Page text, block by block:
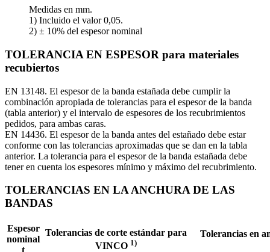
Medidas en mm.
1) Incluido el valor 0,05.
2) ± 10% del espesor nominal
TOLERANCIA EN ESPESOR para materiales
recubiertos
EN 13148. El espesor de la banda estañada debe cumplir la
combinación apropiada de tolerancias para el espesor de la banda
(tabla anterior) y el intervalo de espesores de los recubrimientos
pedidos, para ambas caras.
EN 14436. El espesor de la banda antes del estañado debe estar
conforme con las tolerancias aproximadas que se dan en la tabla
anterior. La tolerancia para el espesor de la banda estañada debe
tener en cuenta los espesores mínimo y máximo del recubrimiento.
TOLERANCIAS EN LA ANCHURA DE LAS
BANDAS
Espesor
nominal
t
Tolerancias de corte estándar para
VINCO 1)
Tolerancias en